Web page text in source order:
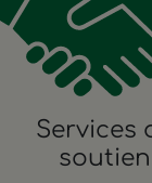
Services
soutien